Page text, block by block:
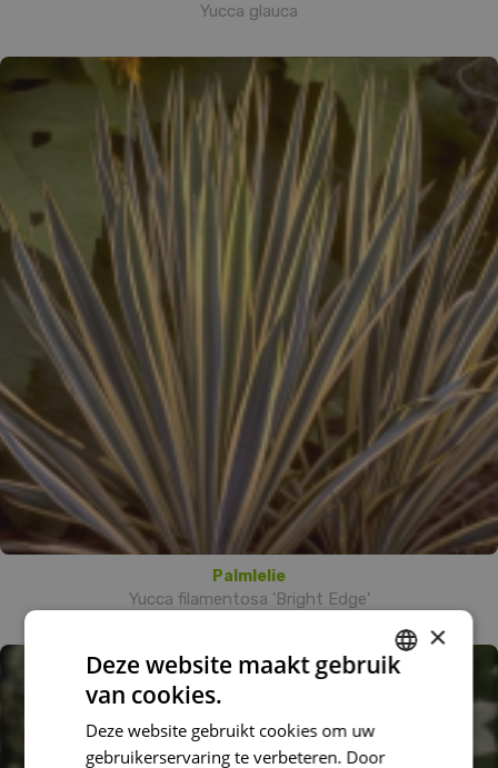
Yucca glauca
Palmlelie
Yucca filamentosa 'Bright Edge'
×
Deze website maakt gebruik
van cookies.
Deze website gebruikt cookies om uw
gebruikerservaring te verbeteren. Door